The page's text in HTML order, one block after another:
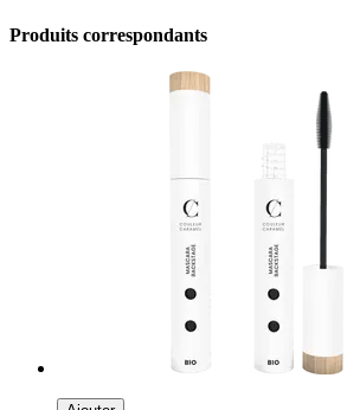
Produits correspondants